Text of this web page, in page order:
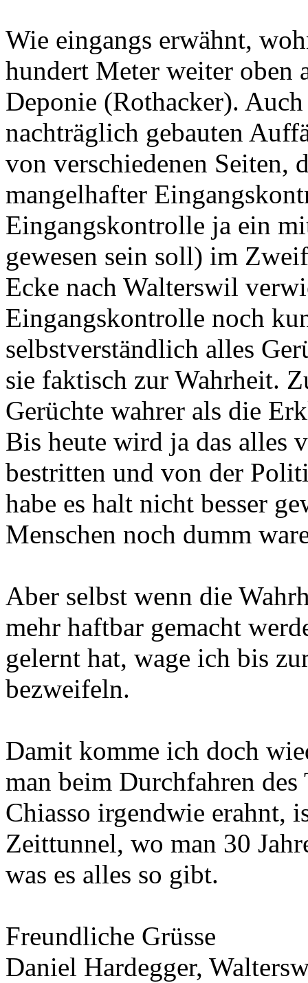
Wie eingangs erwähnt,
hundert Meter weiter oben
Deponie (Rothacker).
nachträglich gebauten
von verschiedenen Seiten,
mangelhafter
Eingangskontrolle ja ein
gewesen sein soll) im
Ecke nach Walterswil
Eingangskontrolle noch
selbstverständlich alles
sie faktisch zur Wahrheit.
Gerüchte wahrer als die
Bis heute wird ja das alles
bestritten und von der
habe es halt nicht besser
Menschen noch dumm
Aber selbst wenn die
mehr haftbar gemacht
gelernt hat, wage ich bis
bezweifeln.
Damit komme ich doch
man beim Durchfahren
Chiasso irgendwie erahnt,
Zeittunnel, wo man 30
was es alles so gibt.
Freundliche Grüsse
Daniel Hardegger,